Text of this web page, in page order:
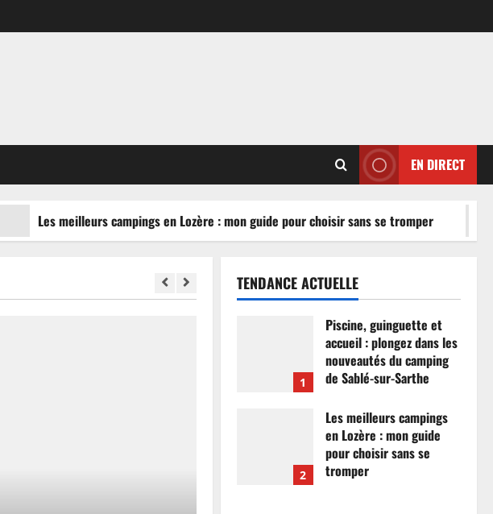
EN DIRECT
Les meilleurs campings en Lozère : mon guide pour choisir sans se tromper
TENDANCE ACTUELLE
1
Piscine, guinguette et
accueil : plongez dans les
nouveautés du camping
de Sablé-sur-Sarthe
2
Les meilleurs campings
en Lozère : mon guide
pour choisir sans se
tromper